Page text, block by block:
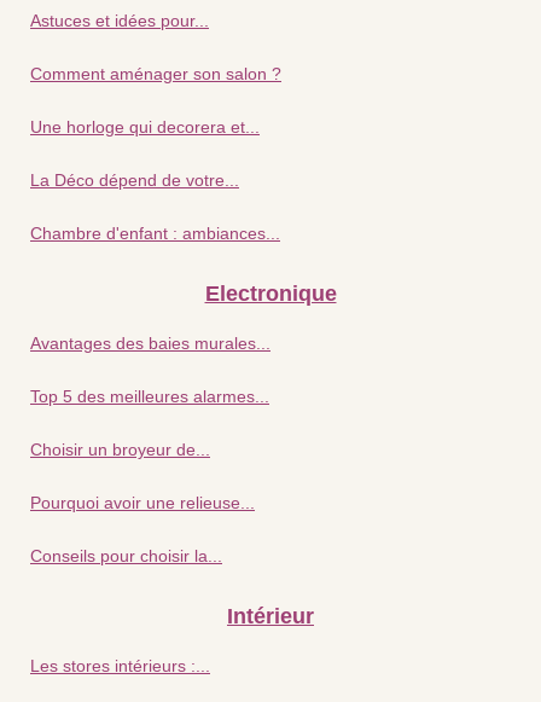
Astuces et idées pour...
Comment aménager son salon ?
Une horloge qui decorera et...
La Déco dépend de votre...
Chambre d'enfant : ambiances...
Electronique
Avantages des baies murales...
Top 5 des meilleures alarmes...
Choisir un broyeur de...
Pourquoi avoir une relieuse...
Conseils pour choisir la...
Intérieur
Les stores intérieurs :...